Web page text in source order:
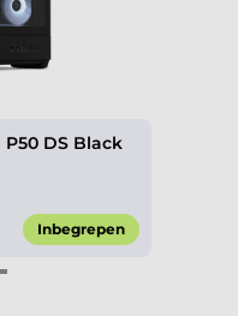
DS Black
Inbegrepen